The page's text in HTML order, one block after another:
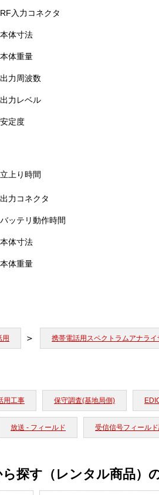
RF入力コネクタ
本体寸法
本体重量
出力周波数
出力レベル
安定度
立上り時間
出力コネクタ
バッテリ動作時間
本体寸法
本体重量
用 携帯電話用スペクトラムアナライ
用工事 保守調査(基地局側)
放送 - フィールド 受信信号フィール
探す（レンタル商品）